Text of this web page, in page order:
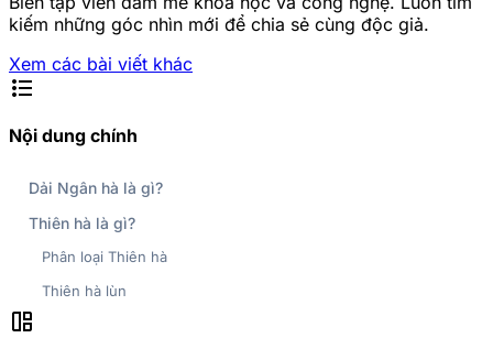
kiếm những góc nhìn mới để chia sẻ cùng độc giả.
Xem các bài viết khác
format_list_bulleted
Nội dung chính
Dải Ngân hà là gì?
Thiên hà là gì?
Phân loại Thiên hà
Thiên hà lùn
auto_awesome_mosaic